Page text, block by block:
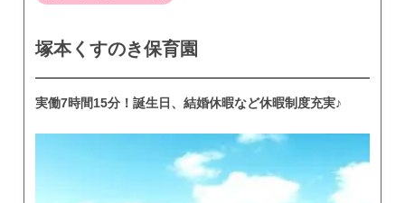
塚本くすのき保育園
実働7時間15分！誕生日、結婚休暇など休暇制度充実♪